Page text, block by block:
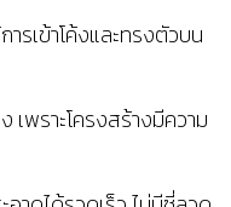
รเข้าโค้งและทรงตัวบน
เพราะโครงสร้างมีความ